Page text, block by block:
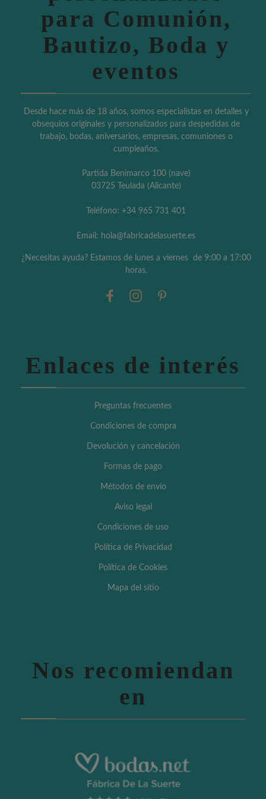
para Comunión,
Bautizo, Boda y
eventos
Desde hace más de 18 años, somos especialistas en detalles y
obsequios originales y personalizados para despedidas de
trabajo, bodas, aniversarios, empresas, comuniones o
cumpleaños.
Partida Benimarco 100 (nave)
03725 Teulada (Alicante)
Teléfono: +34 965 731 401
Email: hola@fabricadelasuerte.es
¿Necesitas ayuda? Estamos de lunes a viernes de 9:00 a 17:00
horas.
Enlaces de interés
Preguntas frecuentes
Condiciones de compra
Devolución y cancelación
Formas de pago
Métodos de envío
Aviso legal
Condiciones de uso
Política de Privacidad
Política de Cookies
Mapa del sitio
Nos recomiendan
en